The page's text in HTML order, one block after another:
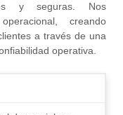
y seguras. Nos
creando
a través de una
operativa.